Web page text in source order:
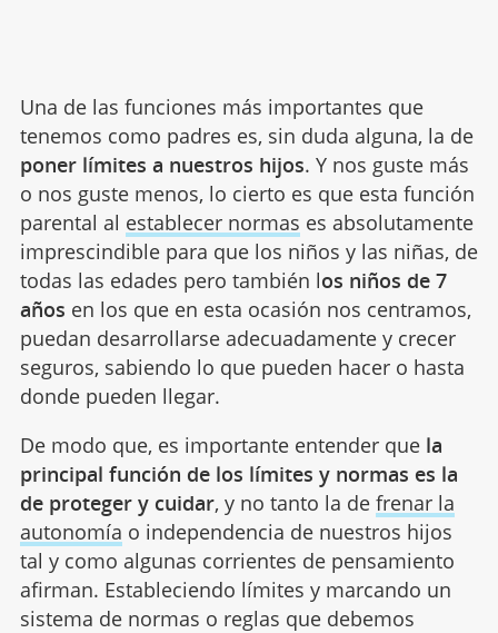
Una de las funciones más importantes que
tenemos como padres es, sin duda alguna, la de
poner límites a nuestros hijos. Y nos guste más
o nos guste menos, lo cierto es que esta función
parental al establecer normas es absolutamente
imprescindible para que los niños y las niñas, de
todas las edades pero también los niños de 7
años en los que en esta ocasión nos centramos,
puedan desarrollarse adecuadamente y crecer
seguros, sabiendo lo que pueden hacer o hasta
donde pueden llegar.
De modo que, es importante entender que la
principal función de los límites y normas es la
de proteger y cuidar, y no tanto la de frenar la
autonomía o independencia de nuestros hijos
tal y como algunas corrientes de pensamiento
afirman. Estableciendo límites y marcando un
sistema de normas o reglas que debemos